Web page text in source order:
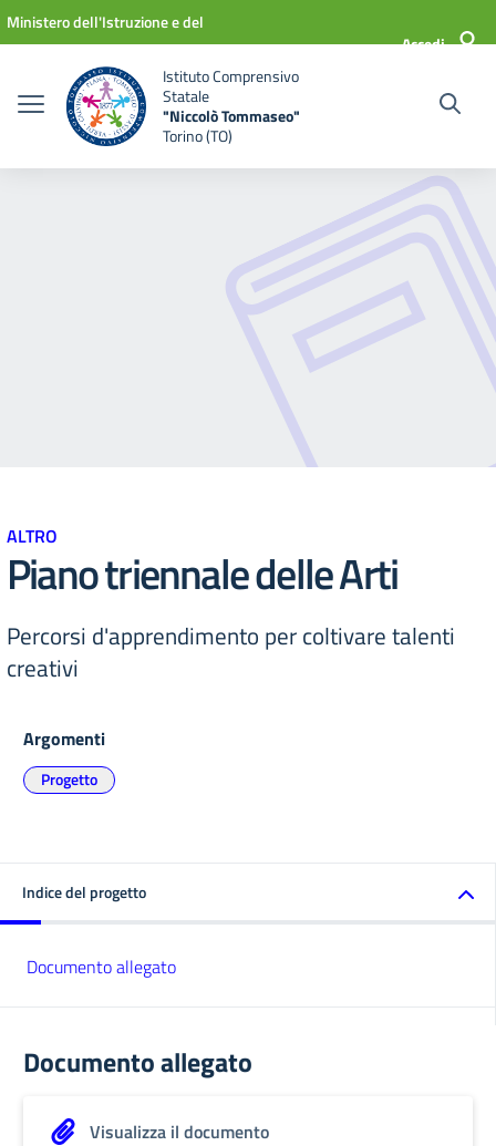
Vai ai contenuti
Vai al menu di navigazione
Vai al footer
Ministero dell'Istruzione e del
Accedi
Istituto Comprensivo
Statale
"Niccolò Tommaseo"
Torino (TO)
ALTRO
Piano triennale delle Arti
Percorsi d'apprendimento per coltivare talenti
creativi
Argomenti
Progetto
Indice del progetto
Documento allegato
Documento allegato
Visualizza il documento